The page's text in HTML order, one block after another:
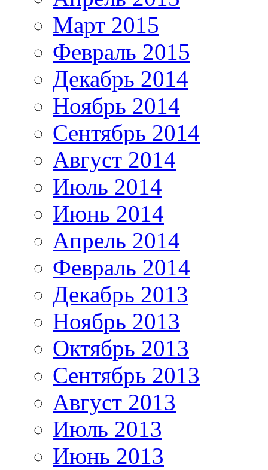
Март 2015
Февраль 2015
Декабрь 2014
Ноябрь 2014
Сентябрь 2014
Август 2014
Июль 2014
Июнь 2014
Апрель 2014
Февраль 2014
Декабрь 2013
Ноябрь 2013
Октябрь 2013
Сентябрь 2013
Август 2013
Июль 2013
Июнь 2013